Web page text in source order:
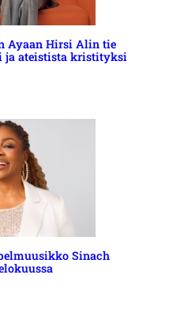
Ayaan Hirsi Alin tie
ja ateistista kristityksi
Sinach